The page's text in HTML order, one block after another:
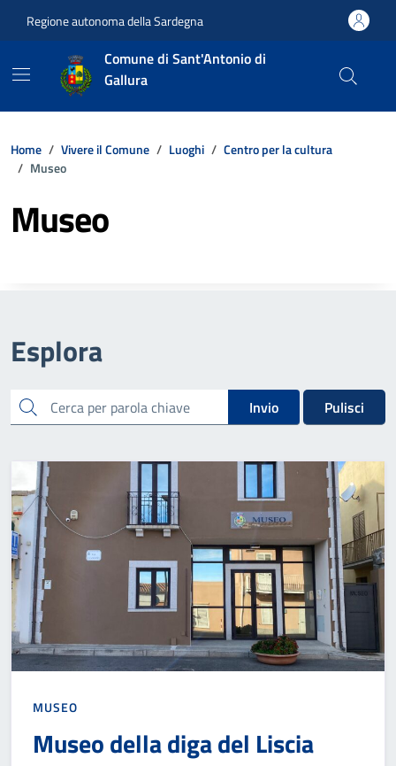
Regione autonoma della Sardegna
Comune di Sant'Antonio di
Gallura
Home Vivere il Comune Luoghi
Centro per la cultura
Museo
Museo
Esplora
cerca Invio Pulisci
MUSEO
Museo della diga del Liscia